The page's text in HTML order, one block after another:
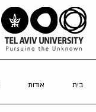
בית אודות